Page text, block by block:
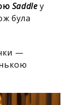
Saddle у
була
—